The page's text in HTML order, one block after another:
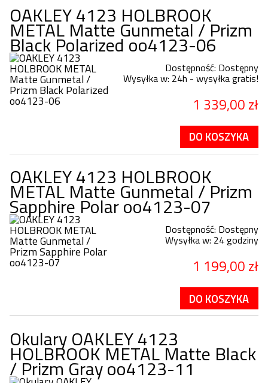
OAKLEY 4123 HOLBROOK
METAL Matte Gunmetal / Prizm
Black Polarized oo4123-06
Dostępność: Dostępny
Wysyłka w: 24h - wysyłka gratis!
1 339,00 zł
DO KOSZYKA
OAKLEY 4123 HOLBROOK
METAL Matte Gunmetal / Prizm
Sapphire Polar oo4123-07
Dostępność: Dostępny
Wysyłka w: 24 godziny
1 199,00 zł
DO KOSZYKA
Okulary OAKLEY 4123
HOLBROOK METAL Matte Black
/ Prizm Gray oo4123-11